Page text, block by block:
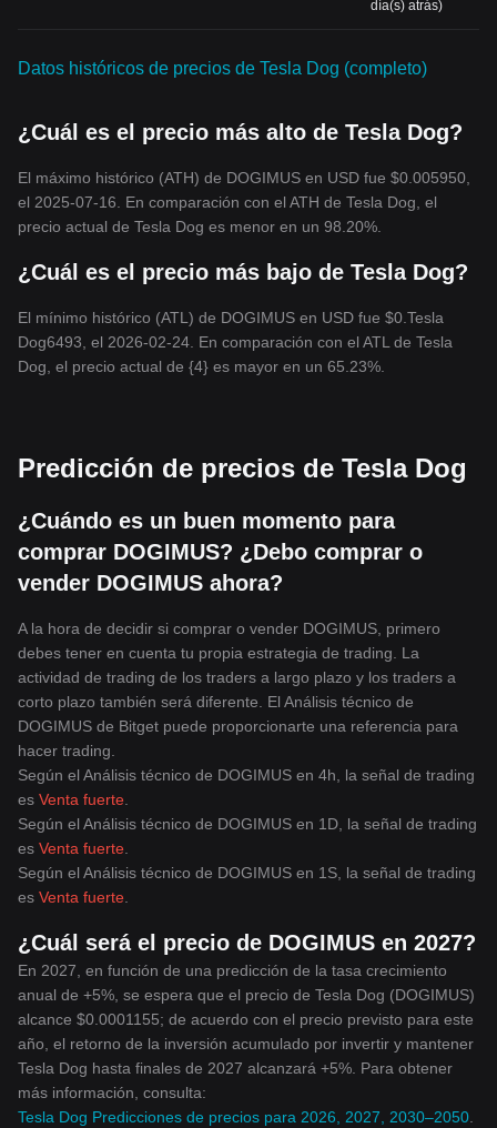
día(s) atrás)
Datos históricos de precios de Tesla Dog (completo)
¿Cuál es el precio más alto de Tesla Dog?
El máximo histórico (ATH) de DOGIMUS en USD fue $0.005950,
el 2025-07-16. En comparación con el ATH de Tesla Dog, el
precio actual de Tesla Dog es menor en un 98.20%.
¿Cuál es el precio más bajo de Tesla Dog?
El mínimo histórico (ATL) de DOGIMUS en USD fue $0.Tesla
Dog6493, el 2026-02-24. En comparación con el ATL de Tesla
Dog, el precio actual de {4} es mayor en un 65.23%.
Predicción de precios de Tesla Dog
¿Cuándo es un buen momento para
comprar DOGIMUS? ¿Debo comprar o
vender DOGIMUS ahora?
A la hora de decidir si comprar o vender DOGIMUS, primero
debes tener en cuenta tu propia estrategia de trading. La
actividad de trading de los traders a largo plazo y los traders a
corto plazo también será diferente. El Análisis técnico de
DOGIMUS de Bitget puede proporcionarte una referencia para
hacer trading.
Según el Análisis técnico de DOGIMUS en 4h, la señal de trading
es Venta fuerte
Según el Análisis técnico de DOGIMUS en 1D, la señal de trading
es Venta fuerte
Según el Análisis técnico de DOGIMUS en 1S, la señal de trading
es Venta fuerte
¿Cuál será el precio de DOGIMUS en 2027?
En 2027, en función de una predicción de la tasa crecimiento
anual de +5%, se espera que el precio de Tesla Dog (DOGIMUS)
alcance $0.0001155; de acuerdo con el precio previsto para este
año, el retorno de la inversión acumulado por invertir y mantener
Tesla Dog hasta finales de 2027 alcanzará +5%. Para obtener
más información, consulta:
Tesla Dog Predicciones de precios para 2026, 2027, 2030–2050